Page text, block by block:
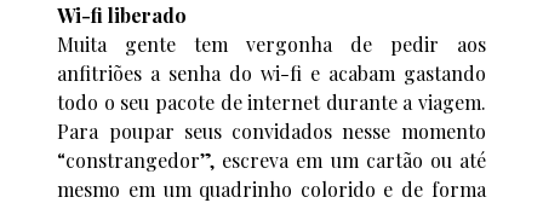
Wi-fi liberado
Muita gente tem vergonha de pedir aos
anfitriões a senha do wi-fi e acabam gastando
todo o seu pacote de internet durante a viagem.
Para poupar seus convidados nesse momento
“constrangedor”, escreva em um cartão ou até
mesmo em um quadrinho colorido e de forma